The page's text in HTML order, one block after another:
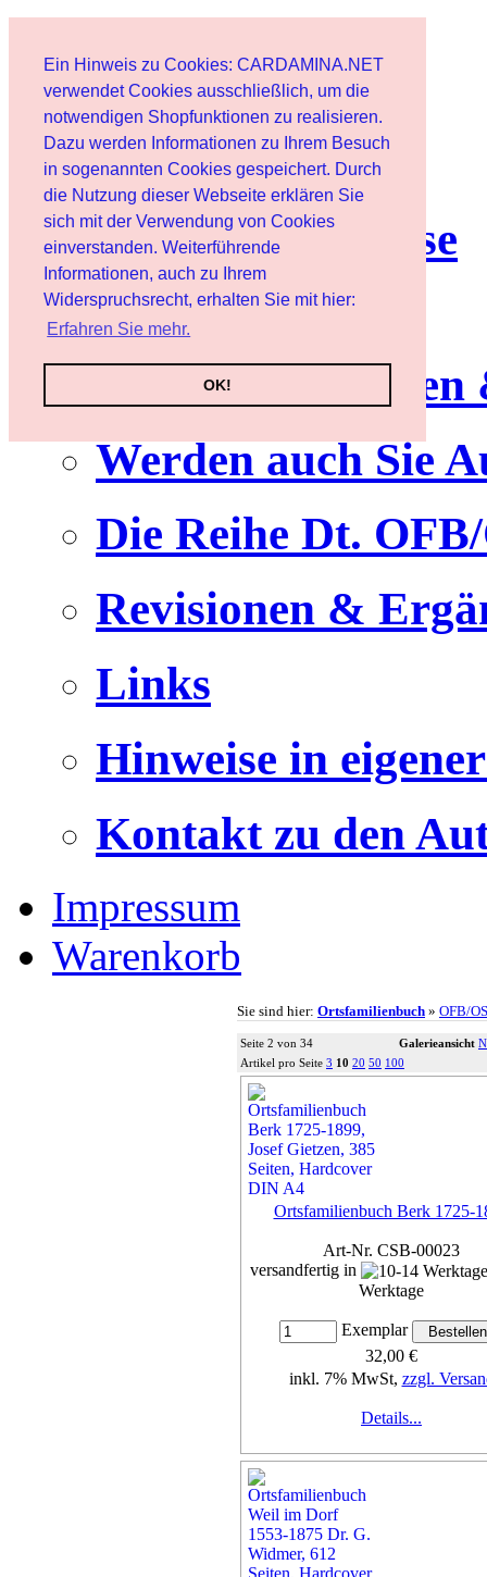
Ein Hinweis zu Cookies: CARDAMINA.NET
verwendet Cookies ausschließlich, um die
notwendigen Shopfunktionen zu realisieren.
Dazu werden Informationen zu Ihrem Besuch
in sogenannten Cookies gespeichert. Durch
die Nutzung dieser Webseite erklären Sie
sich mit der Verwendung von Cookies
einverstanden. Weiterführende
Informationen, auch zu Ihrem
Widerspruchsrecht, erhalten Sie mit hier:
Erfahren Sie mehr.
OK!
Benutzer
Newsletter
Nutzungshinweise
Service
Werden auch Sie
Die Reihe Dt.
Revisionen &
Links
Hinweise in
Kontakt zu den
Impressum
Warenkorb
Sie sind hier: Ortsfamilienbuch » OFB/
Seite 2 von 34 Galerieansicht
Artikel pro Seite 3 10 20 50 100
Ortsfamilienbuch Berk 1725-
Art-Nr. CSB-00023
versandfertig in
Werktage
Exemplar
32,00 €
inkl. 7% MwSt, zzgl.
Details...